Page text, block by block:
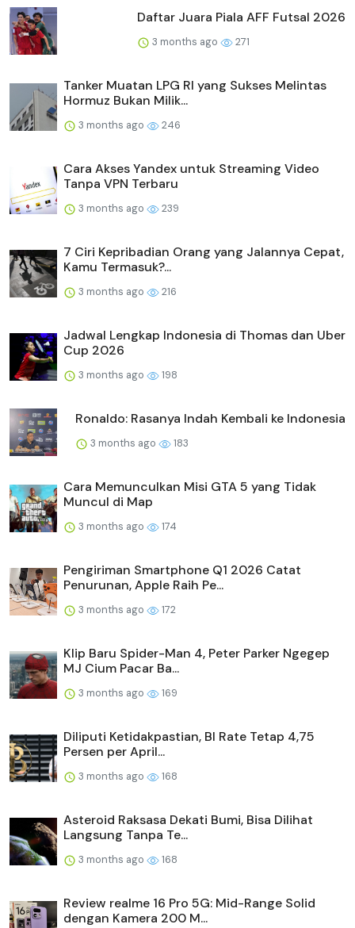
Daftar Juara Piala AFF Futsal 2026
3 months ago 271
Tanker Muatan LPG RI yang Sukses Melintas
Hormuz Bukan Milik...
3 months ago 246
Cara Akses Yandex untuk Streaming Video
Tanpa VPN Terbaru
3 months ago 239
7 Ciri Kepribadian Orang yang Jalannya Cepat,
Kamu Termasuk?...
3 months ago 216
Jadwal Lengkap Indonesia di Thomas dan Uber
Cup 2026
3 months ago 198
Ronaldo: Rasanya Indah Kembali ke Indonesia
3 months ago 183
Cara Memunculkan Misi GTA 5 yang Tidak
Muncul di Map
3 months ago 174
Pengiriman Smartphone Q1 2026 Catat
Penurunan, Apple Raih Pe...
3 months ago 172
Klip Baru Spider-Man 4, Peter Parker Ngegep
MJ Cium Pacar Ba...
3 months ago 169
Diliputi Ketidakpastian, BI Rate Tetap 4,75
Persen per April...
3 months ago 168
Asteroid Raksasa Dekati Bumi, Bisa Dilihat
Langsung Tanpa Te...
3 months ago 168
Review realme 16 Pro 5G: Mid-Range Solid
dengan Kamera 200 M...